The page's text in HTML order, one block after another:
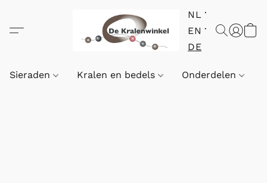
NL
EN
DE
Sieraden Kralen en bedels Onderdelen